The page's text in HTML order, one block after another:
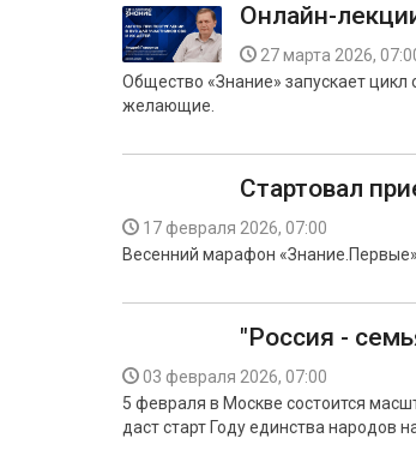
Онлайн-
27 марта 2026,
Общество «Знание» запускает
желающие.
Стартовал
17 февраля 2026, 07:00
Весенний марафон
"Россия -
03 февраля 2026, 07:00
5 февраля в Москве состоится
даст старт Году единства народов